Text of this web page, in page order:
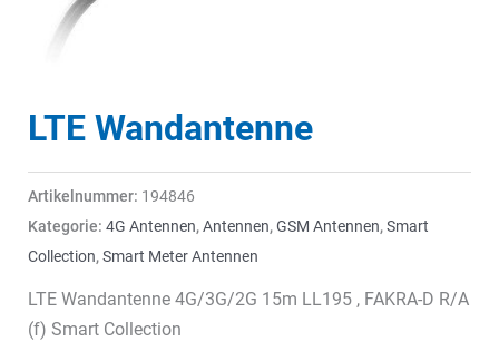
LTE Wandantenne
Artikelnummer: 194846
Kategorie: 4G Antennen,Antennen,GSM Antennen,Smart
Collection,Smart Meter Antennen
LTE Wandantenne 4G/3G/2G 15m LL195 , FAKRA-D R/A
(f) Smart Collection